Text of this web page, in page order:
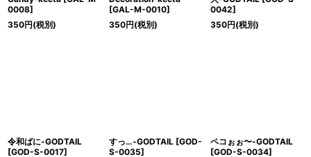
0008]
350円(税別)
[GAL-M-0010]
350円(税別)
0042]
350円(税別)
令和ばに-GODTAIL
[GOD-S-0017]
すっ…-GODTAIL [GOD-
S-0035]
ペコぉぉ〜-GODTAIL
[GOD-S-0034]